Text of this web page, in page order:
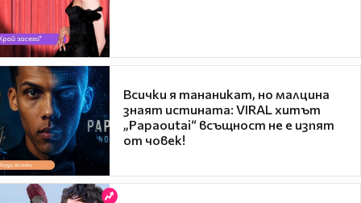
Всички я тананикат, но малцина
знаят истината: VIRAL хитът
„Papaoutai“ всъщност не е изпят
от човек!